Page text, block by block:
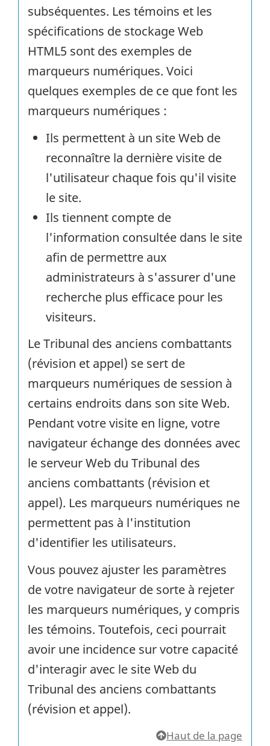
subséquentes. Les témoins et les
spécifications de stockage Web
HTML5 sont des exemples de
marqueurs numériques. Voici
quelques exemples de ce que font les
marqueurs numériques :
Ils permettent à un site Web de
reconnaître la dernière visite de
l'utilisateur chaque fois qu'il visite
le site.
Ils tiennent compte de
l'information consultée dans le site
afin de permettre aux
administrateurs à s'assurer d'une
recherche plus efficace pour les
visiteurs.
Le Tribunal des anciens combattants
(révision et appel) se sert de
marqueurs numériques de session à
certains endroits dans son site Web.
Pendant votre visite en ligne, votre
navigateur échange des données avec
le serveur Web du Tribunal des
anciens combattants (révision et
appel). Les marqueurs numériques ne
permettent pas à l'institution
d'identifier les utilisateurs.
Vous pouvez ajuster les paramètres
de votre navigateur de sorte à rejeter
les marqueurs numériques, y compris
les témoins. Toutefois, ceci pourrait
avoir une incidence sur votre capacité
d'interagir avec le site Web du
Tribunal des anciens combattants
(révision et appel).
Haut de la page